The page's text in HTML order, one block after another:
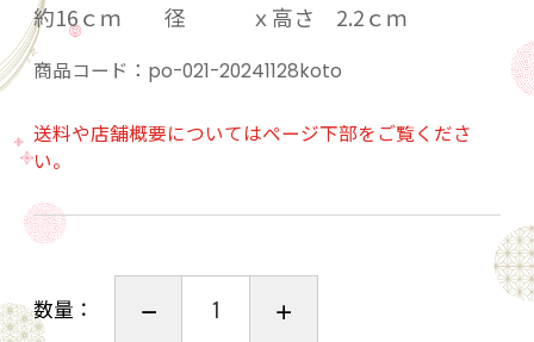
約16ｃｍ 径 ｘ高さ 2.2ｃｍ
商品コード： po-021-20241128koto
送料や店舗概要についてはページ下部をご覧くださ
い。
数量：